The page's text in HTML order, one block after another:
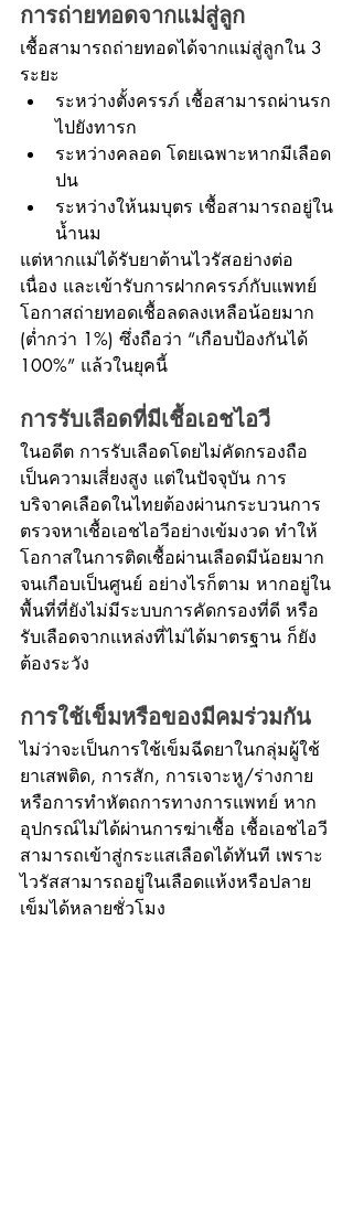
การถ่ายทอดจากแม่สู่ลูก
เชื้อสามารถถ่ายทอดได้จากแม่สู่ลูกใน 3
ระยะ
ระหว่างตั้งครรภ์ เชื้อสามารถผ่านรก
ไปยังทารก
ระหว่างคลอด โดยเฉพาะหากมีเลือด
ปน
ระหว่างให้นมบุตร เชื้อสามารถอยู่ใน
น้ำนม
แต่หากแม่ได้รับยาต้านไวรัสอย่างต่อ
เนื่อง และเข้ารับการฝากครรภ์กับแพทย์
โอกาสถ่ายทอดเชื้อลดลงเหลือน้อยมาก
(ต่ำกว่า 1%) ซึ่งถือว่า “เกือบป้องกันได้
100%” แล้วในยุคนี้
การรับเลือดที่มีเชื้อเอชไอวี
ในอดีต การรับเลือดโดยไม่คัดกรองถือ
เป็นความเสี่ยงสูง แต่ในปัจจุบัน การ
บริจาคเลือดในไทยต้องผ่านกระบวนการ
ตรวจหาเชื้อเอชไอวีอย่างเข้มงวด ทำให้
โอกาสในการติดเชื้อผ่านเลือดมีน้อยมาก
จนเกือบเป็นศูนย์ อย่างไรก็ตาม หากอยู่ใน
พื้นที่ที่ยังไม่มีระบบการคัดกรองที่ดี หรือ
รับเลือดจากแหล่งที่ไม่ได้มาตรฐาน ก็ยัง
ต้องระวัง
การใช้เข็มหรือของมีคมร่วมกัน
ไม่ว่าจะเป็นการใช้เข็มฉีดยาในกลุ่มผู้ใช้
ยาเสพติด, การสัก, การเจาะหู/ร่างกาย
หรือการทำหัตถการทางการแพทย์ หาก
อุปกรณ์ไม่ได้ผ่านการฆ่าเชื้อ เชื้อเอชไอวี
สามารถเข้าสู่กระแสเลือดได้ทันที เพราะ
ไวรัสสามารถอยู่ในเลือดแห้งหรือปลาย
เข็มได้หลายชั่วโมง